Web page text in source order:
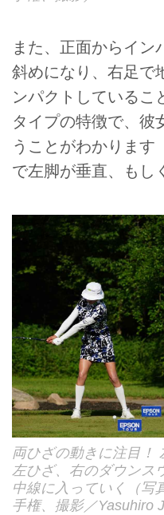
また、正面からイン
斜めになり、右足で
ンパクトしているこ
タイプの特徴で、彼
うことがわかります
で左脚が垂直、もし
両ひざの動きに注目！
左ひざ、右のダウンス
中線に入っていく（写
手権、撮影／Yasuhiro